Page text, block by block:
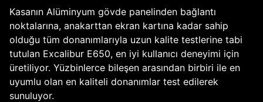
Kasanın Alüminyum gövde panelinden bağlantı
noktalarına, anakarttan ekran kartına kadar sahip
olduğu tüm donanımlarıyla uzun kalite testlerine tabi
tutulan Excalibur E650, en iyi kullanıcı deneyimi için
üretiliyor. Yüzbinlerce bileşen arasından birbiri ile en
uyumlu olan en kaliteli donanımlar test edilerek
sunuluyor.